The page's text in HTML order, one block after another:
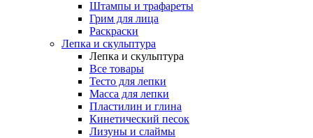
Штампы и трафареты
Грим для лица
Раскраски
Лепка и скульптура
Лепка и скульптура
Все товары
Тесто для лепки
Масса для лепки
Пластилин и глина
Кинетический песок
Лизуны и слаймы